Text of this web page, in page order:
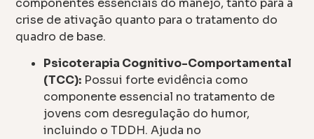
componentes essenciais do manejo, tanto para a
crise de ativação quanto para o tratamento do
quadro de base.
Psicoterapia Cognitivo-Comportamental
(TCC): Possui forte evidência como
componente essencial no tratamento de
jovens com desregulação do humor,
incluindo o TDDH. Ajuda no